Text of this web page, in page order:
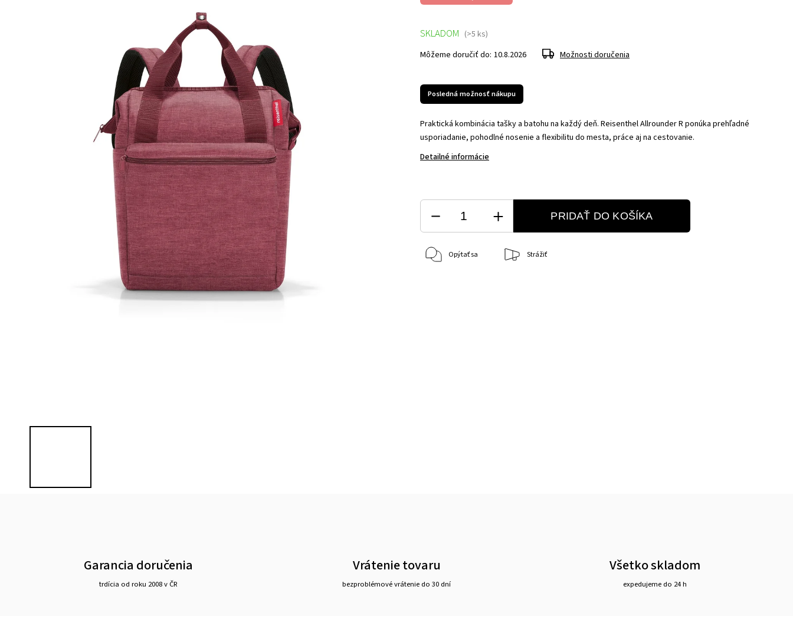
Posledná možnosť nákupu
Praktická kombinácia tašky a batohu na každý deň. Reisenthel Allrounder R ponúka prehľadné
usporiadanie, pohodlné nosenie a flexibilitu do mesta, práce aj na cestovanie.
Detailné informácie
SKLADOM (>5 ks)
Môžeme doručiť do: 10.8.2026 Možnosti doručenia
PRIDAŤ DO KOŠÍKA
Opýtať sa Strážiť
Garancia doručenia
trdícia od roku 2008 v ČR
Vrátenie tovaru
bezproblémové vrátenie do 30 dní
Všetko skladom
expedujeme do 24 h